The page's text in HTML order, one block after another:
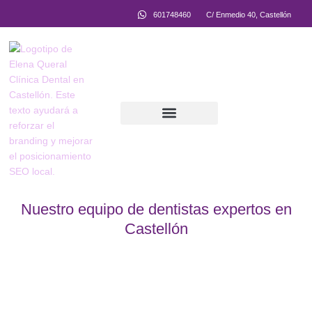
601748460 C/ Enmedio 40, Castellón
Nuestro equipo de dentistas expertos en
Castellón